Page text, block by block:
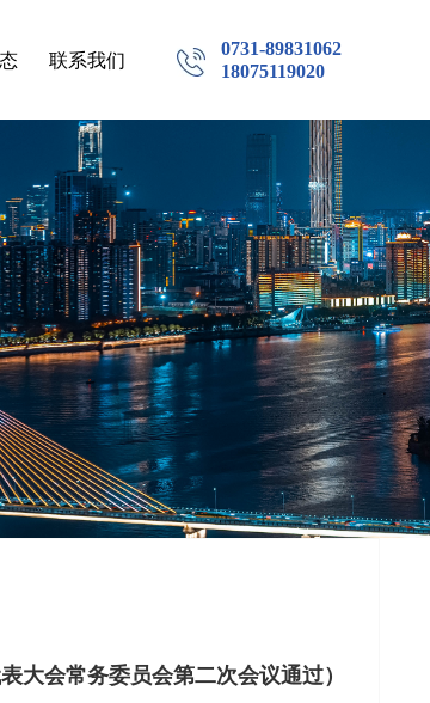
0731-89831062
18075119020
联系我们
大会常务委员会第二次会议通过）